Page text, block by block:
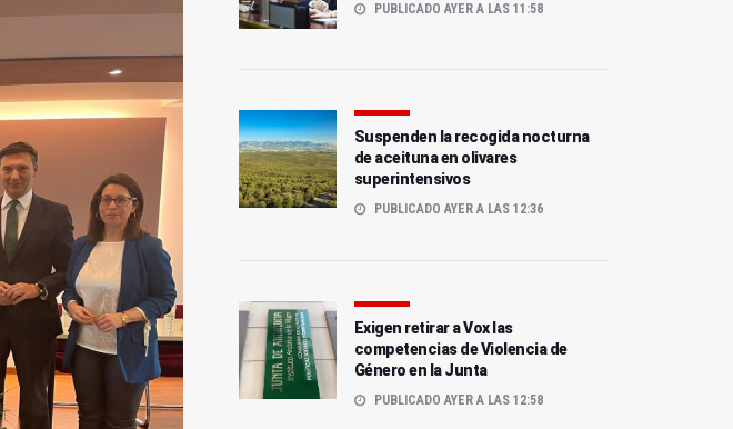
PUBLICADO AYER A LAS 11:58
Suspenden la recogida nocturna
de aceituna en olivares
superintensivos
PUBLICADO AYER A LAS 12:36
Exigen retirar a Vox las
competencias de Violencia de
Género en la Junta
PUBLICADO AYER A LAS 12:58